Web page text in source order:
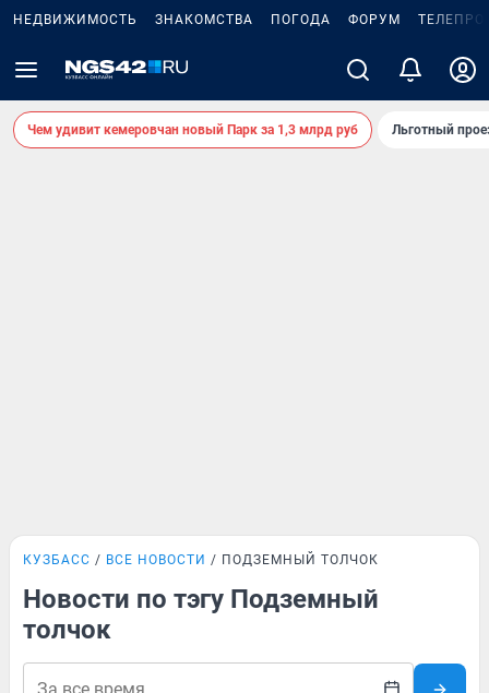
НЕДВИЖИМОСТЬ ЗНАКОМСТВА ПОГОДА ФОРУМ
Чем удивит кемеровчан новый Парк за 1,3 млрд руб Льготный
КУЗБАСС ВСЕ НОВОСТИ ПОДЗЕМНЫЙ ТОЛЧОК
Новости по тэгу Подземный
толчок